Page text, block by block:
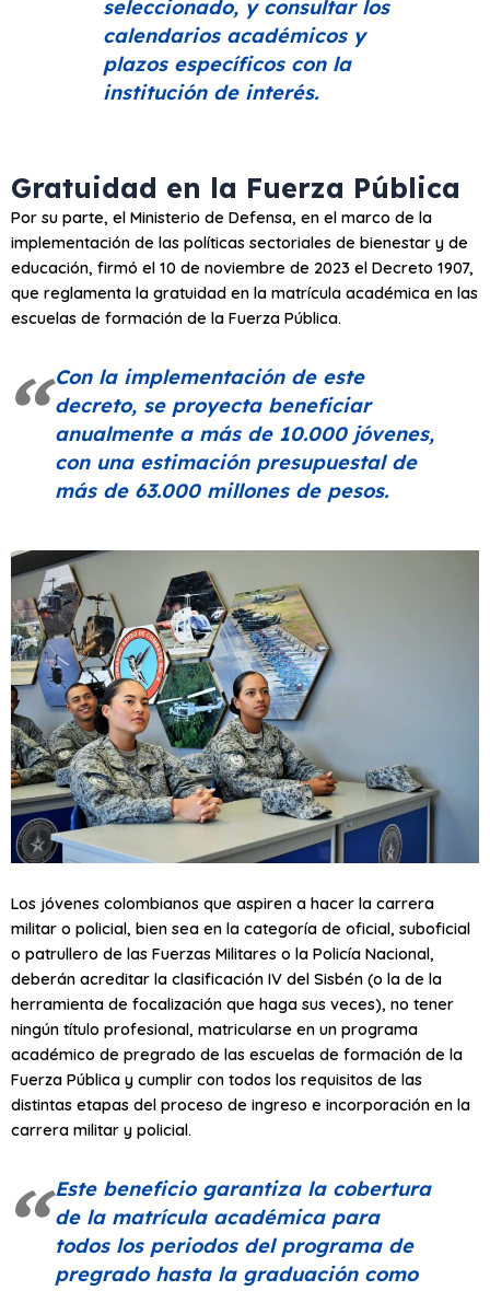
seleccionado, y consultar los
calendarios académicos y
plazos específicos con la
institución de interés.
Gratuidad en la Fuerza Pública
Por su parte, el Ministerio de Defensa, en el marco de la
implementación de las políticas sectoriales de bienestar y de
educación, firmó el 10 de noviembre de 2023 el Decreto 1907,
que reglamenta la gratuidad en la matrícula académica en las
escuelas de formación de la Fuerza Pública.
Con la implementación de este
decreto, se proyecta beneficiar
anualmente a más de 10.000 jóvenes,
con una estimación presupuestal de
más de 63.000 millones de pesos.
Los jóvenes colombianos que aspiren a hacer la carrera
militar o policial, bien sea en la categoría de oficial, suboficial
o patrullero de las Fuerzas Militares o la Policía Nacional,
deberán acreditar la clasificación IV del Sisbén (o la de la
herramienta de focalización que haga sus veces), no tener
ningún título profesional, matricularse en un programa
académico de pregrado de las escuelas de formación de la
Fuerza Pública y cumplir con todos los requisitos de las
distintas etapas del proceso de ingreso e incorporación en la
carrera militar y policial.
Este beneficio garantiza la cobertura
de la matrícula académica para
todos los periodos del programa de
pregrado hasta la graduación como